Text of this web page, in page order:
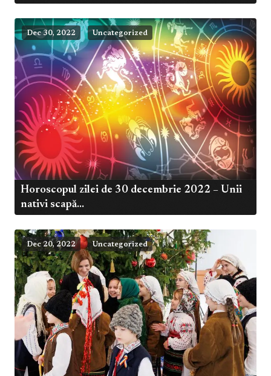
Dec 30, 2022 Uncategorized
Horoscopul zilei de 30 decembrie 2022 – Unii
nativi scapă...
Dec 20, 2022 Uncategorized